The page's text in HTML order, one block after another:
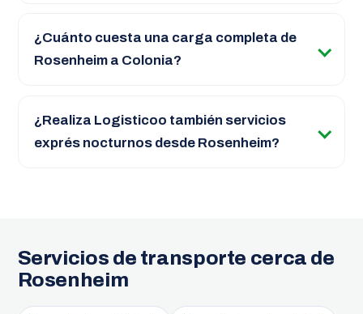
¿Cuánto cuesta una carga completa de
Rosenheim a Colonia?
¿Realiza Logisticoo también servicios
exprés nocturnos desde Rosenheim?
Servicios de transporte cerca de
Rosenheim